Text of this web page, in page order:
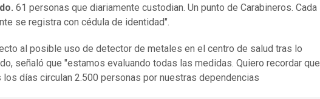
61 personas que diariamente custodian. Un punto de Carabineros. Cada
se registra con cédula de identidad".
al posible uso de detector de metales en el centro de salud tras lo
señaló que "estamos evaluando todas las medidas. Quiero recordar que
los días circulan 2.500 personas por nuestras dependencias